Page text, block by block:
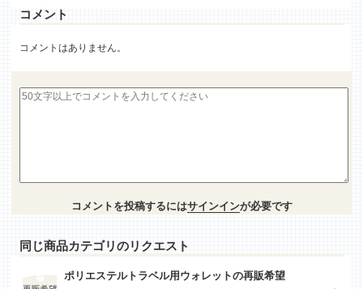
コメント
コメントはありません。
コメントを投稿するにはサインインが必要です
同じ商品カテゴリのリクエスト
ポリエステルトラベル用ウォレットの再販希望